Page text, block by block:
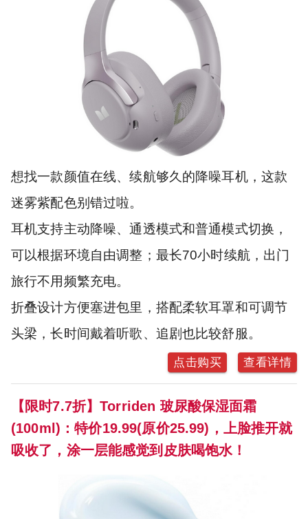
想找一款颜值在线、续航够久的降噪耳机，这款
迷雾紫配色别错过啦。
耳机支持主动降噪、通透模式和普通模式切换，
可以根据环境自由调整；最长70小时续航，出门
旅行不用频繁充电。
折叠设计方便塞进包里，搭配柔软耳罩和可调节
头梁，长时间戴着听歌、追剧也比较舒服。
点击购买 查看详情
【限时7.7折】Torriden 玻尿酸保湿面霜
(100ml)：特价19.99(原价25.99)，上脸推开就
吸收了，涂一层能感觉到皮肤喝饱水！